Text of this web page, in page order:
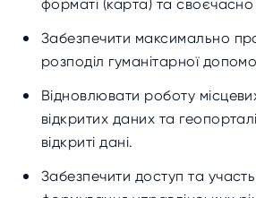
форматі (карта) та
Забезпечити максимально
розподіл гуманітарної
Відновлювати роботу
відкритих даних та
відкриті дані.
Забезпечити доступ та